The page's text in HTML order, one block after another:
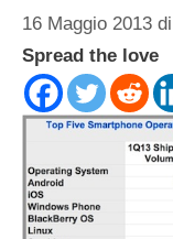
16 Maggio 2013 di
Spread the love